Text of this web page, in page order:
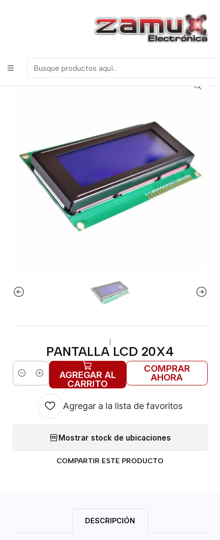
ELECTRONICOS, ROBOTICA & TECNOLOGIA
Leds y Visualización
Lcd
|
PANTALLA LCD 20X4
Cantidad AGREGAR AL
CARRITO
COMPRAR
AHORA
Agregar a la lista de favoritos
Mostrar stock de ubicaciones
COMPARTIR ESTE PRODUCTO
DESCRIPCIÓN